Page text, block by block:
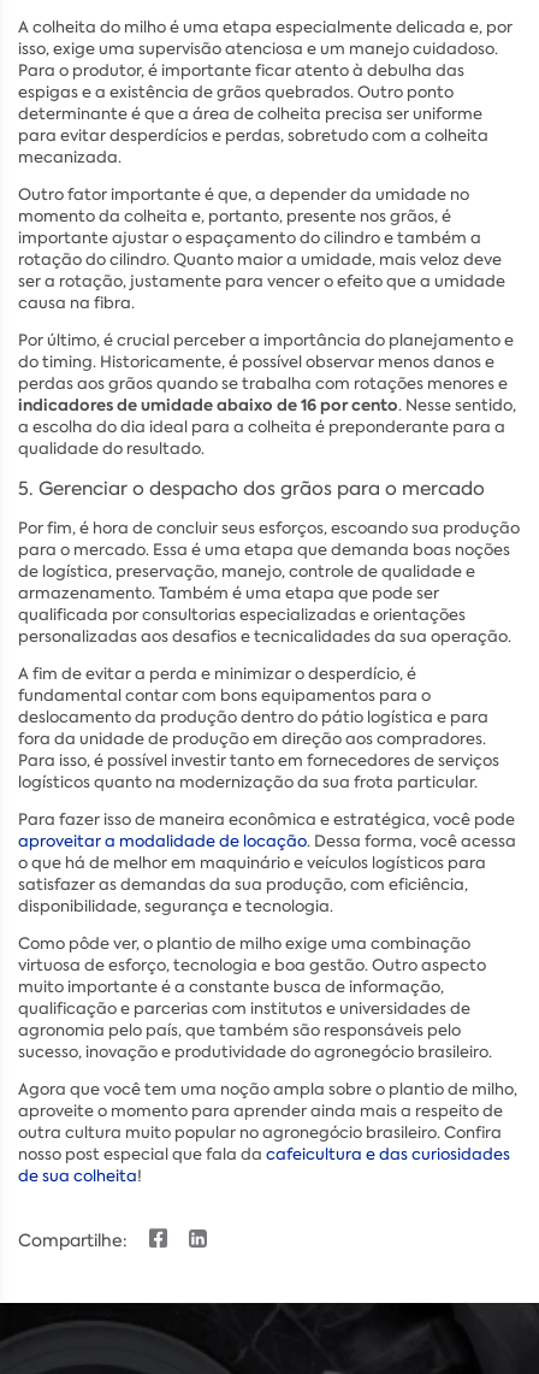
A colheita do milho é uma etapa especialmente delicada e, por
isso, exige uma supervisão atenciosa e um manejo cuidadoso.
Para o produtor, é importante ficar atento à debulha das
espigas e a existência de grãos quebrados. Outro ponto
determinante é que a área de colheita precisa ser uniforme
para evitar desperdícios e perdas, sobretudo com a colheita
mecanizada.
Outro fator importante é que, a depender da umidade no
momento da colheita e, portanto, presente nos grãos, é
importante ajustar o espaçamento do cilindro e também a
rotação do cilindro. Quanto maior a umidade, mais veloz deve
ser a rotação, justamente para vencer o efeito que a umidade
causa na fibra.
Por último, é crucial perceber a importância do planejamento e
do timing. Historicamente, é possível observar menos danos e
perdas aos grãos quando se trabalha com rotações menores e
indicadores de umidade abaixo de 16 por cento. Nesse sentido,
a escolha do dia ideal para a colheita é preponderante para a
qualidade do resultado.
5. Gerenciar o despacho dos grãos para o mercado
Por fim, é hora de concluir seus esforços, escoando sua produção
para o mercado. Essa é uma etapa que demanda boas noções
de logística, preservação, manejo, controle de qualidade e
armazenamento. Também é uma etapa que pode ser
qualificada por consultorias especializadas e orientações
personalizadas aos desafios e tecnicalidades da sua operação.
A fim de evitar a perda e minimizar o desperdício, é
fundamental contar com bons equipamentos para o
deslocamento da produção dentro do pátio logística e para
fora da unidade de produção em direção aos compradores.
Para isso, é possível investir tanto em fornecedores de serviços
logísticos quanto na modernização da sua frota particular.
Para fazer isso de maneira econômica e estratégica, você pode
aproveitar a modalidade de locação. Dessa forma, você acessa
o que há de melhor em maquinário e veículos logísticos para
satisfazer as demandas da sua produção, com eficiência,
disponibilidade, segurança e tecnologia.
Como pôde ver, o plantio de milho exige uma combinação
virtuosa de esforço, tecnologia e boa gestão. Outro aspecto
muito importante é a constante busca de informação,
qualificação e parcerias com institutos e universidades de
agronomia pelo país, que também são responsáveis pelo
sucesso, inovação e produtividade do agronegócio brasileiro.
Agora que você tem uma noção ampla sobre o plantio de milho,
aproveite o momento para aprender ainda mais a respeito de
outra cultura muito popular no agronegócio brasileiro. Confira
nosso post especial que fala da cafeicultura e das curiosidades
de sua colheita!
Compartilhe: